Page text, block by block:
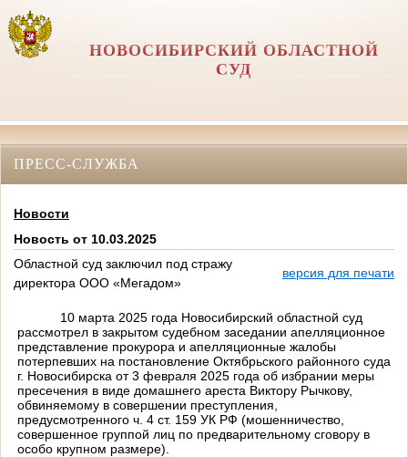
НОВОСИБИРСКИЙ ОБЛАСТНОЙ
СУД
ПРЕСС-СЛУЖБА
Новости
Новость от 10.03.2025
Областной суд заключил под стражу
директора ООО «Мегадом»
версия для печати
10 марта 2025 года Новосибирский областной суд
рассмотрел в закрытом судебном заседании апелляционное
представление прокурора и апелляционные жалобы
потерпевших на постановление Октябрьского районного суда
г. Новосибирска от 3 февраля 2025 года об избрании меры
пресечения в виде домашнего ареста Виктору Рычкову,
обвиняемому в совершении преступления,
предусмотренного ч. 4 ст. 159 УК РФ (мошенничество,
совершенное группой лиц по предварительному сговору в
особо крупном размере).